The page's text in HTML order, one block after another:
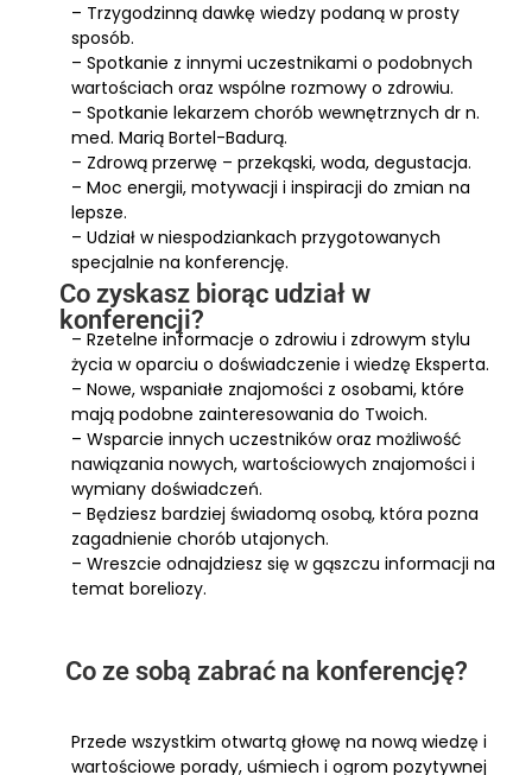
– Trzygodzinną dawkę wiedzy podaną w prosty
sposób.
– Spotkanie z innymi uczestnikami o podobnych
wartościach oraz wspólne rozmowy o zdrowiu.
– Spotkanie lekarzem chorób wewnętrznych dr n.
med. Marią Bortel-Badurą.
– Zdrową przerwę – przekąski, woda, degustacja.
– Moc energii, motywacji i inspiracji do zmian na
lepsze.
– Udział w niespodziankach przygotowanych
specjalnie na konferencję.
Co zyskasz biorąc udział w
konferencji?
– Rzetelne informacje o zdrowiu i zdrowym stylu
życia w oparciu o doświadczenie i wiedzę Eksperta.
– Nowe, wspaniałe znajomości z osobami, które
mają podobne zainteresowania do Twoich.
– Wsparcie innych uczestników oraz możliwość
nawiązania nowych, wartościowych znajomości i
wymiany doświadczeń.
– Będziesz bardziej świadomą osobą, która pozna
zagadnienie chorób utajonych.
– Wreszcie odnajdziesz się w gąszczu informacji na
temat boreliozy.
Co ze sobą zabrać na konferencję?
Przede wszystkim otwartą głowę na nową wiedzę i
wartościowe porady, uśmiech i ogrom pozytywnej